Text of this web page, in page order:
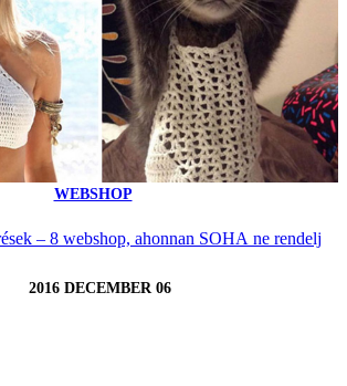
WEBSHOP
– 8 webshop, ahonnan SOHA ne rendelj
2016 DECEMBER 06